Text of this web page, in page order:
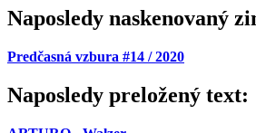
Naposledy naskenovaný
Predčasná vzbura #14 / 2020
Naposledy preložený text: